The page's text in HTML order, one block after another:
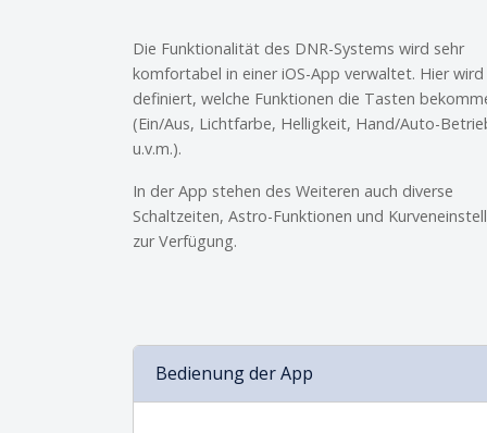
Die Funktionalität des DNR-Systems wird sehr
komfortabel in einer iOS-App verwaltet. Hier wird
definiert, welche Funktionen die Tasten
(Ein/Aus, Lichtfarbe, Helligkeit, Hand/Auto-
u.v.m.).
In der App stehen des Weiteren auch diverse
Schaltzeiten, Astro-Funktionen und
zur Verfügung.
Bedienung der App